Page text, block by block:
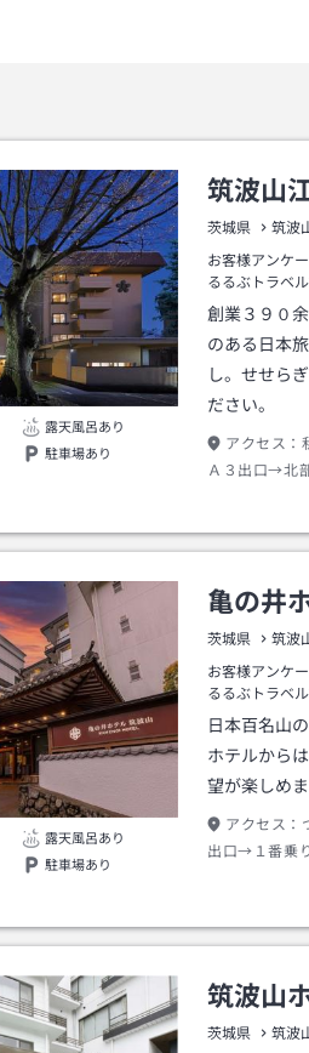
露天風呂あり
駐車場あり
筑波山
茨城県 筑波
お客様アンケ
るるぶトラベ
創業３９０
のある日本
し。せせら
ださい。
アクセス：
Ａ３出口→北
露天風呂あり
駐車場あり
亀の井
茨城県 筑波
お客様アンケ
るるぶトラベ
日本百名山
ホテルから
望が楽しめま
アクセス：
出口→１番乗
筑波山
茨城県 筑波